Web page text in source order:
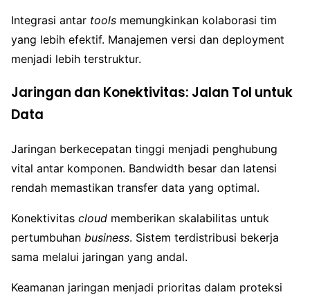
Integrasi antar tools memungkinkan kolaborasi tim
yang lebih efektif. Manajemen versi dan deployment
menjadi lebih terstruktur.
Jaringan dan Konektivitas: Jalan Tol untuk
Data
Jaringan berkecepatan tinggi menjadi penghubung
vital antar komponen. Bandwidth besar dan latensi
rendah memastikan transfer data yang optimal.
Konektivitas cloud memberikan skalabilitas untuk
pertumbuhan business. Sistem terdistribusi bekerja
sama melalui jaringan yang andal.
Keamanan jaringan menjadi prioritas dalam proteksi